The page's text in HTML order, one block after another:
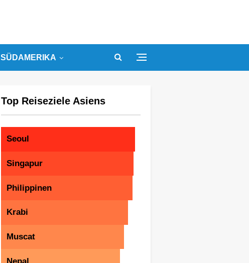
SÜDAMERIKA
Top Reiseziele Asiens
Seoul
Singapur
Philippinen
Krabi
Muscat